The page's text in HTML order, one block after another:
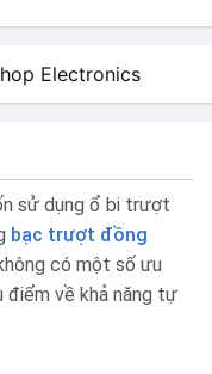
sử dụng ổ bi trượt
bạc trượt đồng
có một số ưu
điểm về khả năng tự